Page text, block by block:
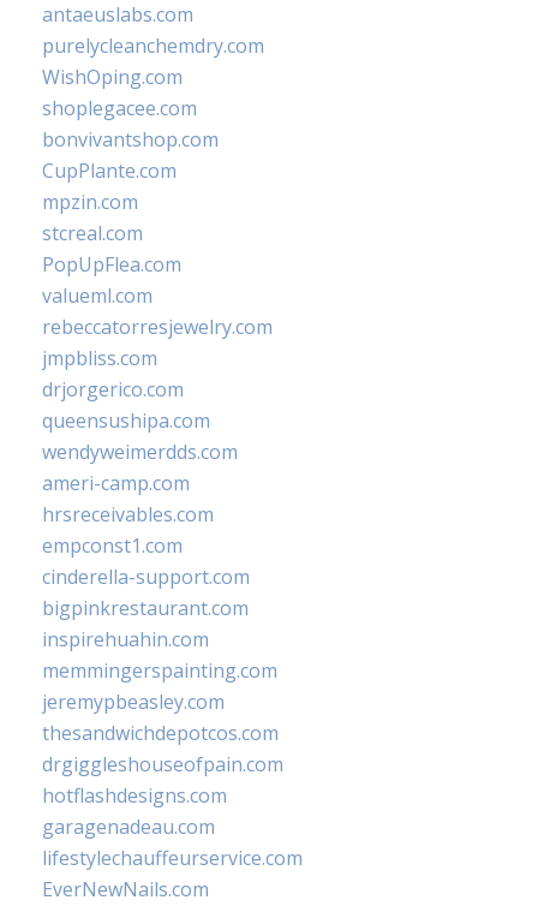
antaeuslabs.com
purelycleanchemdry.com
WishOping.com
shoplegacee.com
bonvivantshop.com
CupPlante.com
mpzin.com
stcreal.com
PopUpFlea.com
valueml.com
rebeccatorresjewelry.com
jmpbliss.com
drjorgerico.com
queensushipa.com
wendyweimerdds.com
ameri-camp.com
hrsreceivables.com
empconst1.com
cinderella-support.com
bigpinkrestaurant.com
inspirehuahin.com
memmingerspainting.com
jeremypbeasley.com
thesandwichdepotcos.com
drgiggleshouseofpain.com
hotflashdesigns.com
garagenadeau.com
lifestylechauffeurservice.com
EverNewNails.com